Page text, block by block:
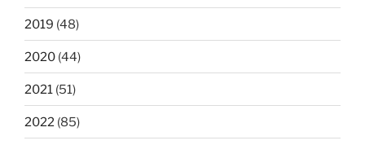
2019 (48)
2020 (44)
2021 (51)
2022 (85)